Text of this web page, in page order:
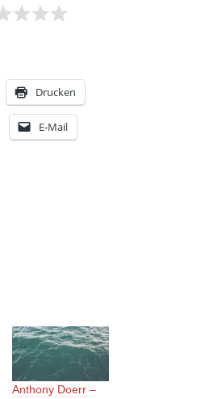
Drucken
E-Mail
Anthony Doerr –